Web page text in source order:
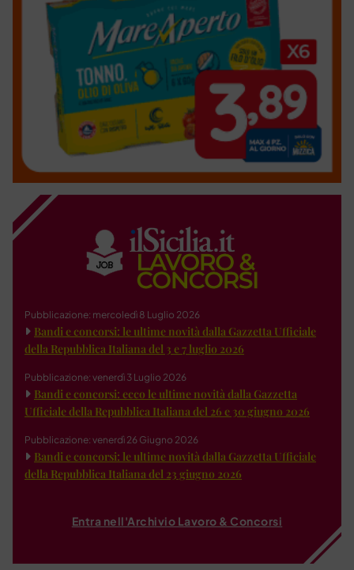
Pubblicazione: mercoledì 8 Luglio 2026
Bandi e concorsi: le ultime novità dalla Gazzetta Ufficiale
della Repubblica Italiana del 3 e 7 luglio 2026
Pubblicazione: venerdì 3 Luglio 2026
Bandi e concorsi: ecco le ultime novità dalla Gazzetta
Ufficiale della Repubblica Italiana del 26 e 30 giugno 2026
Pubblicazione: venerdì 26 Giugno 2026
Bandi e concorsi: le ultime novità dalla Gazzetta Ufficiale
della Repubblica Italiana del 23 giugno 2026
Entra nell'Archivio Lavoro & Concorsi